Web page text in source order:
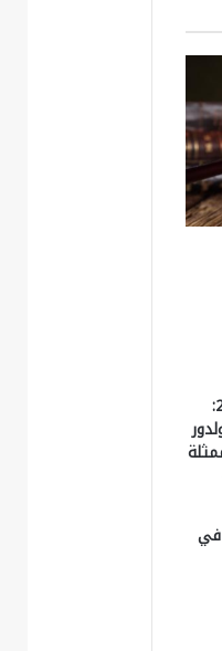
البرلمانية لعام 2025:
في